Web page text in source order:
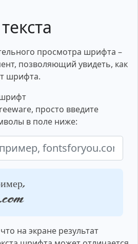
просмотра шрифта –
позволяющий увидеть, как
шрифта.
просто введите
в поле ниже:
на экране результат